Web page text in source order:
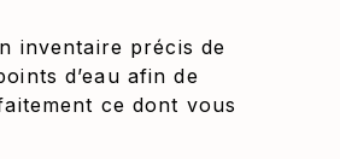
inventaire précis de
d’eau afin de
ce dont vous